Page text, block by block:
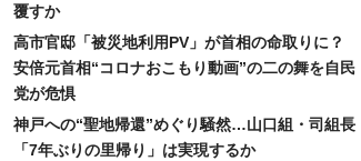
覆すか
高市官邸「被災地利用PV」が首相の命取りに？
安倍元首相“コロナおこもり動画”の二の舞を自民
党が危惧
神戸への“聖地帰還”めぐり騒然…山口組・司組長
「7年ぶりの里帰り」は実現するか